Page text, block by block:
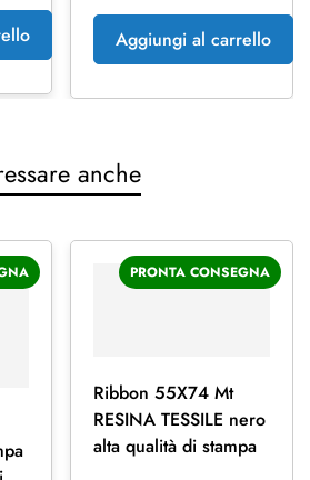
Aggiungi al carrello
anche
PRONTA CONSEGNA
Ribbon 55X74 Mt
RESINA TESSILE nero
alta qualità di stampa